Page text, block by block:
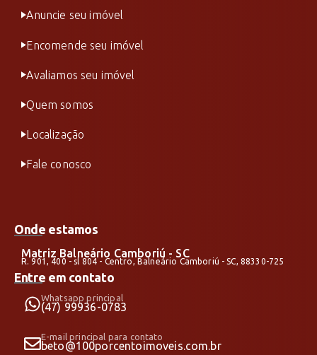
Anuncie seu imóvel
Encomende seu imóvel
Avaliamos seu imóvel
Quem somos
Localização
Fale conosco
Onde estamos
Matriz Balneário Camboriú - SC
R. 901, 400 - sl 804 - Centro, Balneário Camboriú - SC, 88330-725
Entre em contato
Whatsapp principal
(47) 99936-0783
E-mail principal para contato
beto@100porcentoimoveis.com.br